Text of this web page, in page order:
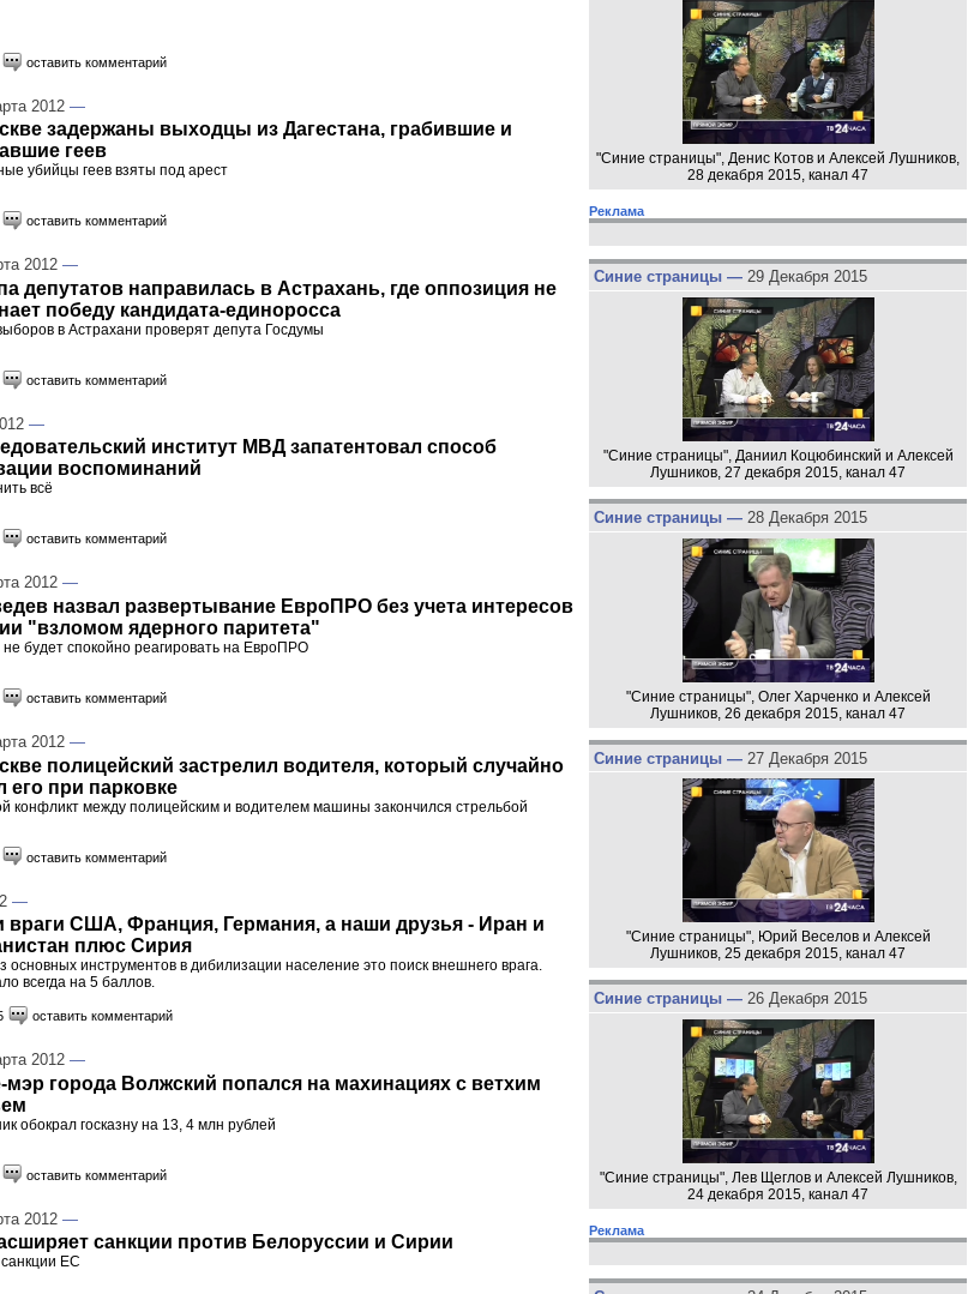
оставить комментарий
2012 —
задержаны выходцы из Дагестана, грабившие и
геев
убийцы геев взяты под арест
оставить комментарий
2012 —
депутатов направилась в Астрахань, где оппозиция не
победу кандидата-единоросса
в Астрахани проверят депута Госдумы
оставить комментарий
—
институт МВД запатентовал способ
воспоминаний
всё
оставить комментарий
2012 —
назвал развертывание ЕвроПРО без учета интересов
"взломом ядерного паритета"
не будет спокойно реагировать на ЕвроПРО
оставить комментарий
2012 —
полицейский застрелил водителя, который случайно
его при парковке
конфликт между полицейским и водителем машины закончился стрельбой
оставить комментарий
—
враги США, Франция, Германия, а наши друзья - Иран и
плюс Сирия
основных инструментов в дибилизации население это поиск внешнего врага.
всегда на 5 баллов.
оставить комментарий
2012 —
мэр города Волжский попался на махинациях с ветхим
обокрал госказну на 13, 4 млн рублей
оставить комментарий
2012 —
санкции против Белоруссии и Сирии
ЕС
"Синие страницы", Денис Котов и Алексей Лушников,
28 декабря 2015, канал 47
Реклама
Синие страницы — 29 Декабря 2015
"Синие страницы", Даниил Коцюбинский и Алексей
Лушников, 27 декабря 2015, канал 47
Синие страницы — 28 Декабря 2015
"Синие страницы", Олег Харченко и Алексей
Лушников, 26 декабря 2015, канал 47
Синие страницы — 27 Декабря 2015
"Синие страницы", Юрий Веселов и Алексей
Лушников, 25 декабря 2015, канал 47
Синие страницы — 26 Декабря 2015
"Синие страницы", Лев Щеглов и Алексей Лушников,
24 декабря 2015, канал 47
Реклама